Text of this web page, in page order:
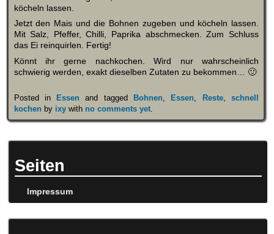
köcheln lassen.
Jetzt den Mais und die Bohnen zugeben und köcheln lassen.
Mit Salz, Pfeffer, Chilli, Paprika abschmecken. Zum Schluss
das Ei reinquirlen. Fertig!
Könnt ihr gerne nachkochen. Wird nur wahrscheinlich
schwierig werden, exakt dieselben Zutaten zu bekommen… 🙂
Posted in Essen and tagged Bohnen Essen Reste, schnell
kochenby ixywith no comments yet.
Seiten
Impressum